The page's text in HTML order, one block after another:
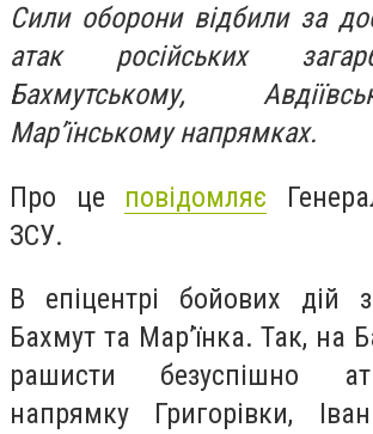
Сили оборони відбили за
атак російських
Бахмутському,
Мар’їнському напрямках.
Про це повідомляє
ЗСУ.
В епіцентрі бойових дій
Бахмут та Мар’їнка. Так, на
рашисти безуспішно
напрямку Григорівки,